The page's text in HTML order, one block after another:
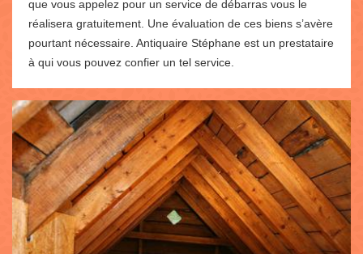
que vous appelez pour un service de débarras vous le
réalisera gratuitement. Une évaluation de ces biens s’avère
pourtant nécessaire. Antiquaire Stéphane est un prestataire
à qui vous pouvez confier un tel service.